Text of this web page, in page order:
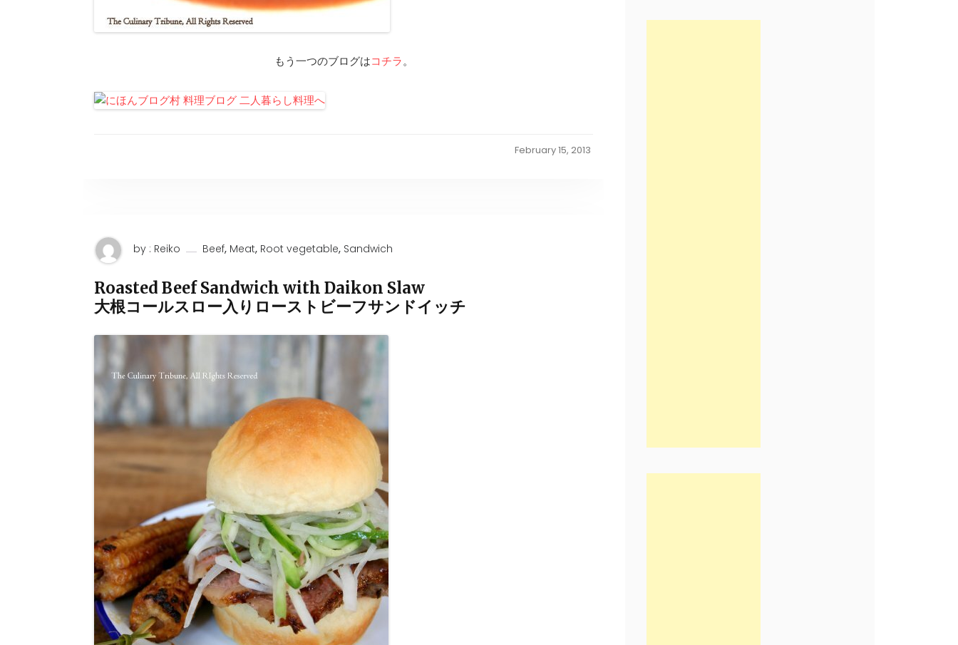
もう一つのブログはコチラ。
February 15, 2013
by : Reiko Beef, Meat, Root vegetable, Sandwich
Roasted Beef Sandwich with Daikon Slaw
大根コールスロー入りローストビーフサンドイッチ